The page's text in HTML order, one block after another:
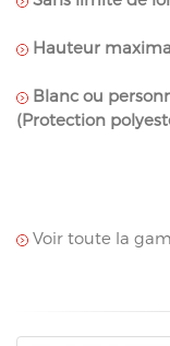
Hauteur
Blanc ou
(Protection
Voir toute la